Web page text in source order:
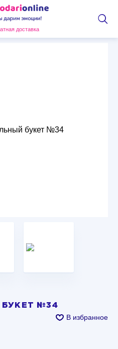
доставка
№34
В избранное